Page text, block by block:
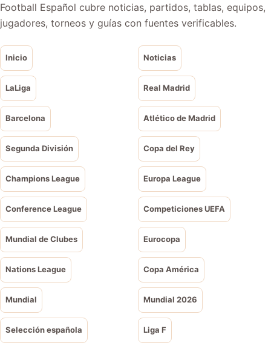
Football Español cubre noticias, partidos, tablas, equipos,
jugadores, torneos y guías con fuentes verificables.
Inicio Noticias
LaLiga Real Madrid
Barcelona Atlético de Madrid
Segunda División Copa del Rey
Champions League Europa League
Conference League Competiciones UEFA
Mundial de Clubes Eurocopa
Nations League Copa América
Mundial Mundial 2026
Selección española Liga F